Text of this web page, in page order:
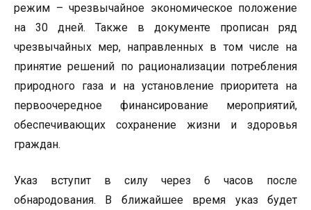
режим – чрезвычайное экономическое положение
на 30 дней. Также в документе прописан ряд
чрезвычайных мер, направленных в том числе на
принятие решений по рационализации потребления
природного газа и на установление приоритета на
первоочередное финансирование мероприятий,
обеспечивающих сохранение жизни и здоровья
граждан.
Указ вступит в силу через 6 часов после
обнародования. В ближайшее время указ будет